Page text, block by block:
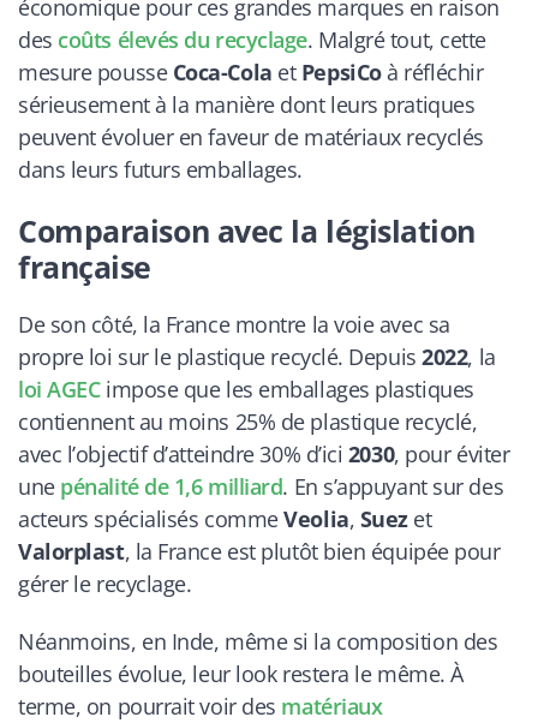
économique pour ces grandes marques en raison
des coûts élevés du recyclage. Malgré tout, cette
mesure pousse Coca-Cola et PepsiCoà réfléchir
sérieusement à la manière dont leurs pratiques
peuvent évoluer en faveur de matériaux recyclés
dans leurs futurs emballages.
Comparaison avec la législation
française
De son côté, la France montre la voie avec sa
propre loi sur le plastique recyclé. Depuis2022, la
loi AGECimpose que les emballages plastiques
contiennent au moins 25% de plastique recyclé,
avec l’objectif d’atteindre 30% d’ici 2030, pour éviter
une pénalité de 1,6 milliard. En s’appuyant sur des
acteurs spécialisés commeVeolia, Suezet
Valorplast, la France est plutôt bien équipée pour
gérer le recyclage.
Néanmoins, en Inde, même si la composition des
bouteilles évolue, leur look restera le même. À
terme, on pourrait voir des matériaux